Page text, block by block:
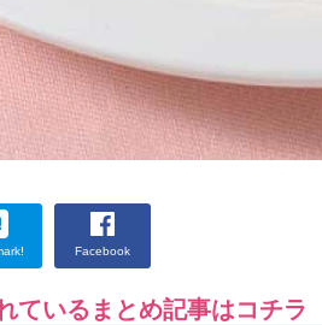
Facebook
ているまとめ記事はコチラ